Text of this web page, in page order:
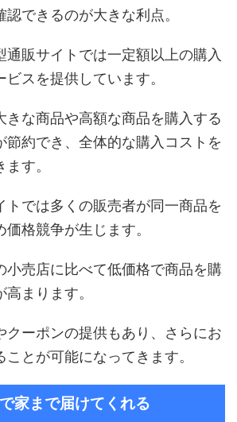
できるのが大きな利点。
通販サイトでは一定額以上の購入
スを提供しています。
きな商品や高額な商品を購入する
節約でき、全体的な購入コストを
す。
トでは多くの販売者が同一商品を
格競争が生じます。
小売店に比べて低価格で商品を購
まります。
クーポンの提供もあり、さらにお
とが可能になってきます。
家まで届けてくれる